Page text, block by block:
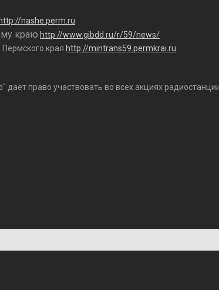
http://nashe.perm.ru
краю http://www.gibdd.ru/r/59/news/
Пермского края http://mintrans59.permkrai.ru
дает право участвовать во всех акциях